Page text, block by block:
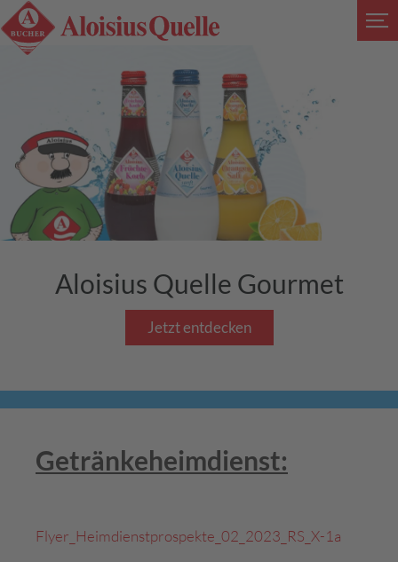
Aloisius Quelle Gourmet
Jetzt entdecken
Getränkeheimdienst:
Flyer_Heimdienstprospekte_02_2023_RS_X-1a